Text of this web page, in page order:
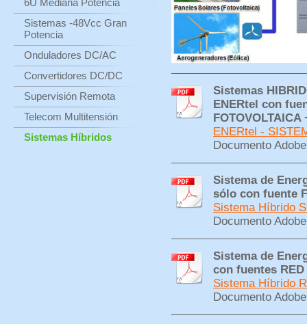
6U Mediana Potencia
Sistemas -48Vcc Gran
Potencia
Onduladores DC/AC
Convertidores DC/DC
Supervisión Remota
Telecom Multitensión
Sistemas Híbridos
Sistemas
ENERtel con
FOTOVOLTAICA
ENERtel -
Documento
Sistema de
sólo con fuente
Sistema Híbrido
Documento
Sistema de
con fuentes RED
Sistema Híbrido
Documento